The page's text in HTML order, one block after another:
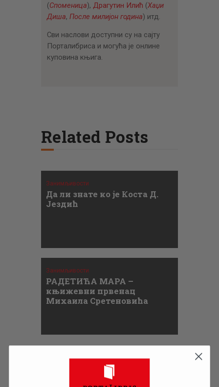
(Споменица), Драгутин Илић (Хаџи
Диша, После милијон година) итд.
Сви наслови доступни су на сајту
Порталибриса и могућа је онлине
куповина књига.
Related Posts
Занимљивости
Да ли знате ко је Коста Д.
Јездић
Занимљивости
РАДЕТИЋА МАРА –
књижевни првенац
Михаила Сретеновића